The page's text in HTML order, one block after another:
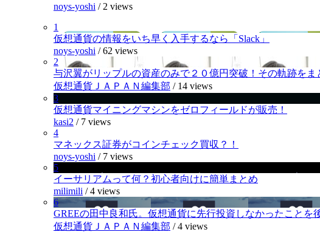
noys-yoshi / 2 views
1
仮想通貨の情報をいち早く入手するなら「Slack」
noys-yoshi /62 views
2
与沢翼がリップルの資産のみで２０億円突破！その軌跡をま
仮想通貨ＪＡＰＡＮ編集部 / 14 views
3
仮想通貨マイニングマシンをゼロフィールドが販売！
kasi2 / 7 views
4
マネックス証券がコインチェック買収？！
noys-yoshi / 7 views
5
イーサリアムって何？初心者向けに簡単まとめ
milimili /4 views
6
GREEの田中良和氏。仮想通貨に先行投資しなかったことを
仮想通貨ＪＡＰＡＮ編集部 /4 views